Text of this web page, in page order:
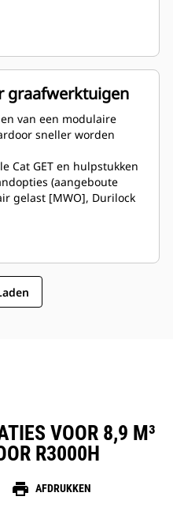
machineprestaties
graafwerktuigen
van een modulaire
sneller worden
Cat GET en hulpstukken
(aangeboute
gelast [MWO], Durilock
steenoverslag over de
en zorgt daardoor voor
de giek/hefarm en van
met een volledig
VOOR 8,9 M³
R3000H
print AFDRUKKEN